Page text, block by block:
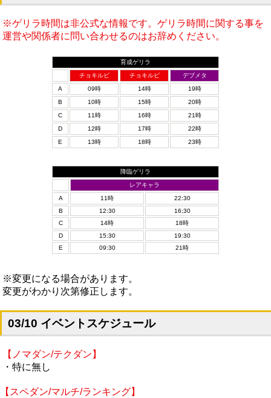
※ゲリラ時間は非公式な情報です。ゲリラ時間に関する事を
運営や関係者に問い合わせるのはお辞めください。
育成ゲリラ
チョキルビ
チョキルビ
デブメタ
A
09時 14時
19時
B
10時 15時
20時
C
11時 16時
21時
D
12時 17時
22時
E
13時 18時 23時
降臨ゲリラ
レアキャラ
A
11時
22:30
B
12:30
16;30
C
14時
18時
D
15:30
19:30
E
09:30 21時
※変更になる場合があります。
変更がわかり次第修正します。
03/10 イベントスケジュール
【ノマダン/テクダン】
・特に無し
【スペダン/マルチ/ランキング】